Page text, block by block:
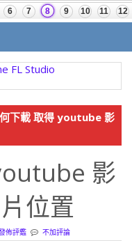
FL Studio
下載 取得 youtube 影
影
位置
佈評鑑 不加評論